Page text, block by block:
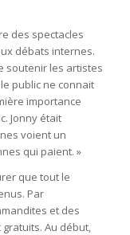
des spectacles
débats internes.
soutenir les artistes
public ne connait
importance
Jonny était
voient un
qui paient. »
que tout le
Par
et des
Au début,